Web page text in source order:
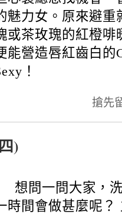
魅力女。原來避重
或茶玫瑰的紅橙啡
能營造唇紅齒白的
！
搶先
)
想問一問大家，
時間會做甚麼呢？